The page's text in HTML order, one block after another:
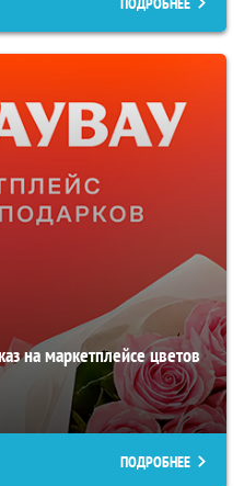
на маркетплейсе цветов
ПОДРОБНЕЕ